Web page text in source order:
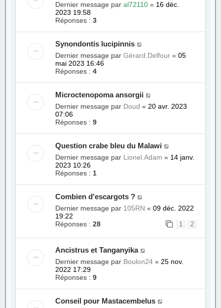
Dernier message paral72110 « 16 déc.
2023 19:58
Réponses :3
Synondontis lucipinnis
Dernier message parGérard.Delfour «05
mai 2023 16:46
Réponses :4
Microctenopoma ansorgii
Dernier message par Doud « 20 avr. 2023
07:06
Réponses :9
Question crabe bleu du Malawi
Dernier message par Lionel.Adam « 14 janv.
2023 10:26
Réponses : 1
Combien d'escargots ?
Dernier message par 105RN «09 déc. 2022
19:22
Réponses :28 1 2
Ancistrus et Tanganyika
Dernier message par Boulon24 «25 nov.
2022 17:29
Réponses :9
Conseil pour Mastacembelus